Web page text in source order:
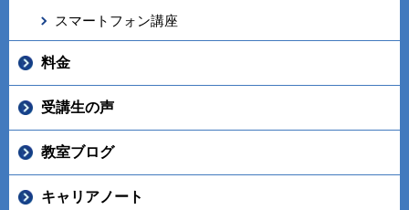
スマートフォン講座
料金
受講生の声
教室ブログ
キャリアノート